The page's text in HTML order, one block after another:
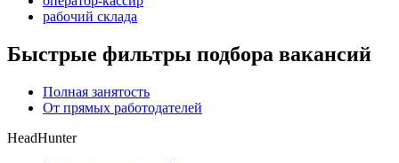
рабочий склада
Быстрые фильтры подбора вакансий
Полная занятость
От прямых работодателей
HeadHunter